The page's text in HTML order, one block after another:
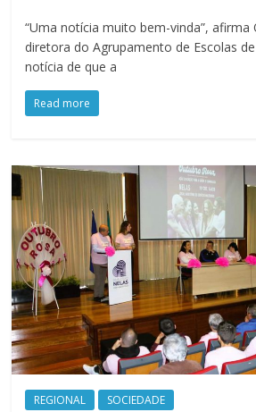
“Uma notícia muito bem-vinda”, afirma
diretora do Agrupamento de Escolas
notícia de que a
Read more
REGIONAL SOCIEDADE